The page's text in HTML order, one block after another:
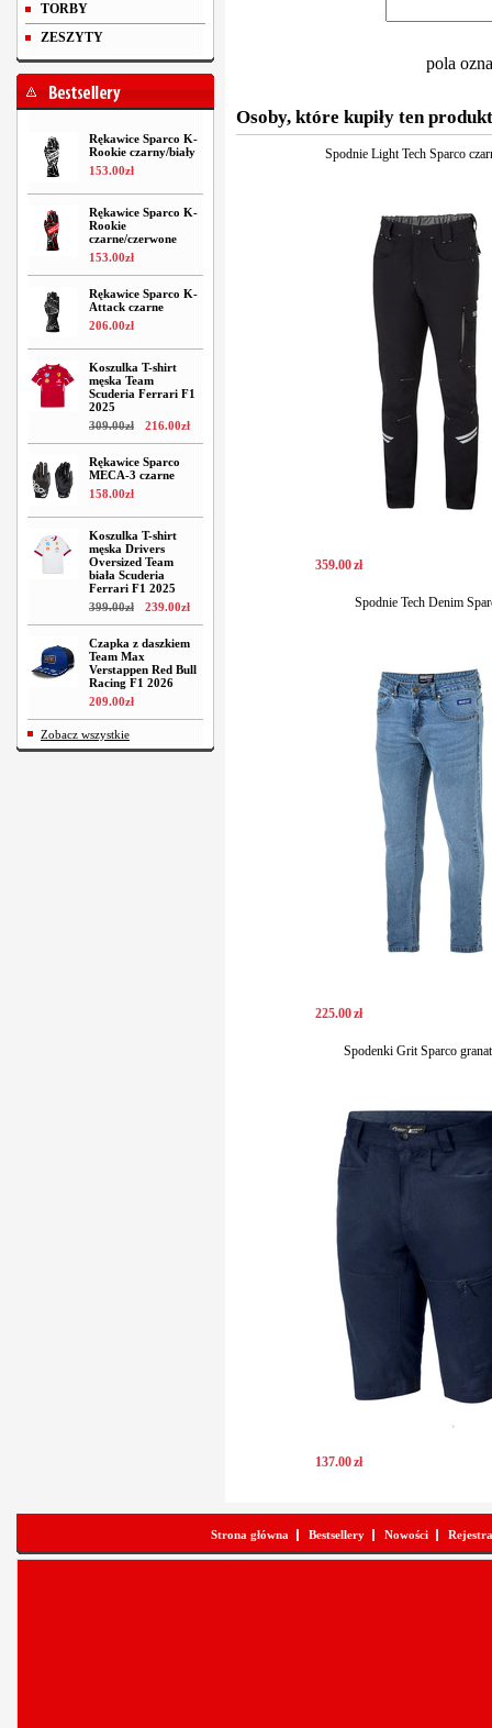
TORBY
ZESZYTY
Rękawice Sparco K-
Rookie czarny/biały
153.00zł
Rękawice Sparco K-
Rookie
czarne/czerwone
153.00zł
Rękawice Sparco K-
Attack czarne
206.00zł
Koszulka T-shirt
męska Team
Scuderia Ferrari F1
2025
309.00zł 216.00zł
Rękawice Sparco
MECA-3 czarne
158.00zł
Koszulka T-shirt
męska Drivers
Oversized Team
biała Scuderia
Ferrari F1 2025
399.00zł 239.00zł
Czapka z daszkiem
Team Max
Verstappen Red Bull
Racing F1 2026
209.00zł
Zobacz wszystkie
pola
Osoby, które kupiły ten
Spodnie Light Tech Sparco
359.00zł
Spodnie Tech Denim
225.00zł
Spodenki Grit Sparco
137.00zł
Strona główna Bestsellery Nowości